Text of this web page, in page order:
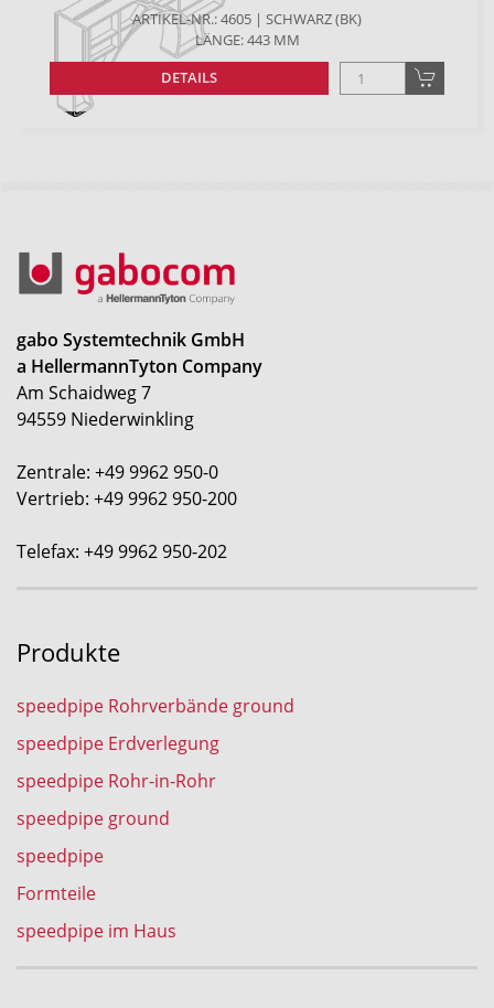
ARTIKEL-NR.: 4605 | SCHWARZ (BK)
LÄNGE: 443 MM
DETAILS
gabo Systemtechnik GmbH
a HellermannTyton Company
Am Schaidweg 7
94559 Niederwinkling
Zentrale: +49 9962 950-0
Vertrieb: +49 9962 950-200
Telefax: +49 9962 950-202
Produkte
speedpipe Rohrverbände ground
speedpipe Erdverlegung
speedpipe Rohr-in-Rohr
speedpipe ground
speedpipe
Formteile
speedpipe im Haus